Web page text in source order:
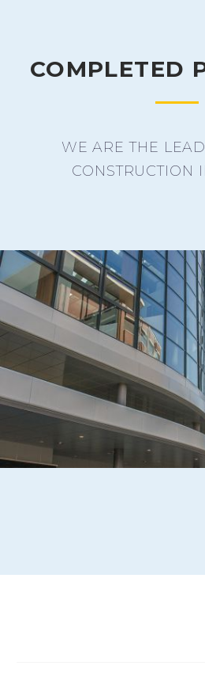
COMPLETED
WE ARE THE
CONSTRUCTION